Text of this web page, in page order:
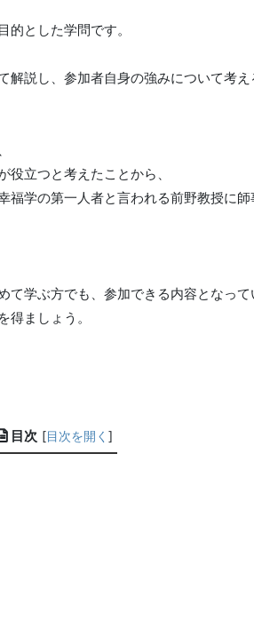
とした学問です。
説し、参加者自身の強みについて考
立つと考えたことから、
福学の第一人者と言われる前野教授に師
て学ぶ方でも、参加できる内容となっ
ましょう。
目次 [目次を開く ]